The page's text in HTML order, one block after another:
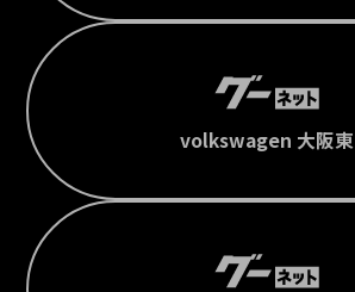
volkswagen 大阪東